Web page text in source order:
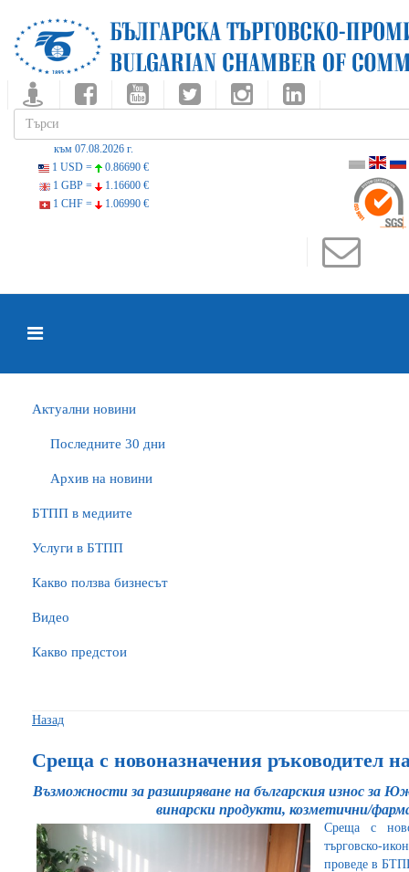
към 07.08.2026 г.
1 USD =
0.86690 €
1 GBP =
1.16600 €
1 CHF =
1.06990 €
Актуални новини
Последните 30 дни
Архив на новини
БTПП в медиите
Услуги в БТПП
Какво ползва бизнесът
Видео
Какво предстои
Назад
Среща с новоназначения ръководител
Възможности за разширяване на българския износ за
винарски продукти, козметични/
Среща с
търговско-
проведе в